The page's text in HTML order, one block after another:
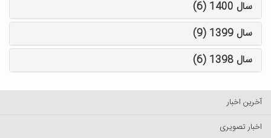
سال 1400 (6)
سال 1399 (9)
سال 1398 (6)
آخرین اخبار
اخبار تصویری